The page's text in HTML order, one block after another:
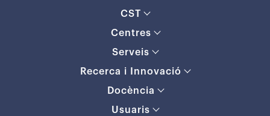
CST
Centres
Serveis
Recerca i Innovació
Docència
Usuaris